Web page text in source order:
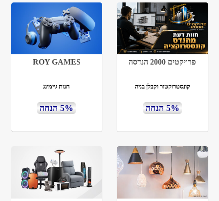
פרויקטים 2000 הנדסה
קונסטרוקטור וקבלן בניה
5% הנחה
ROY GAMES
חנות גיימינג
5% הנחה